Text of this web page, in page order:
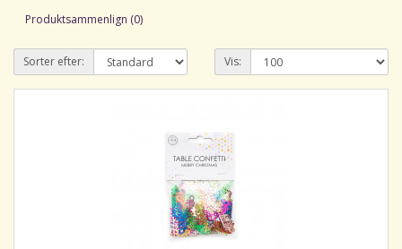
Produktsammenlign (0)
Sorter efter: Vis: